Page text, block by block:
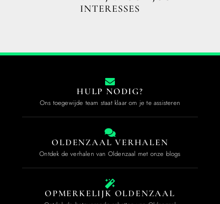
INTERESSES
HULP NODIG?
Ons toegewijde team staat klaar om je te assisteren
OLDENZAAL VERHALEN
Ontdek de verhalen van Oldenzaal met onze blogs
OPMERKELIJK OLDENZAAL